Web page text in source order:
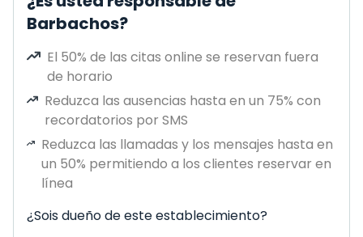
Barbachos?
El 50% de las citas online se reservan fuera
de horario
Reduzca las ausencias hasta en un 75% con
recordatorios por SMS
Reduzca las llamadas y los mensajes hasta en
un 50% permitiendo a los clientes reservar en
línea
¿Sois dueño de este establecimiento?